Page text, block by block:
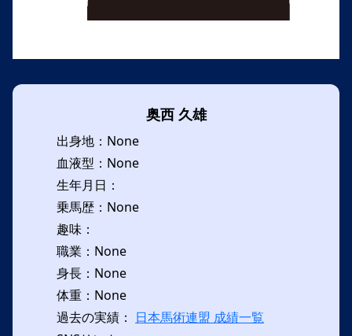
奥西 久雄
出身地：None
血液型：None
生年月日：
乗馬歴：None
趣味：
職業：None
身長：None
体重：None
過去の実績： 日本馬術連盟 成績一覧